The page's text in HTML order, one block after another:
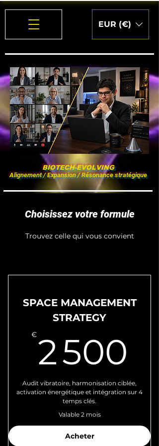
EUR (€)
BIOTECH-EVOLVING
Alignement / Expansion / Résonance stratégique
Choisissez votre formule
Trouvez celle qui vous convient
SPACE MANAGEMENT
STRATEGY
€2 500
Audit vibratoire, harmonisation ciblée,
activation énergétique et intégration sur 4
temps clés.
Valable 2 mois
Acheter